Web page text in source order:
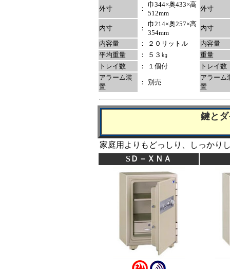
外寸 ：
巾344×奥433×高
512mm
外寸
内寸 ：
巾214×奥257×高
354mm
内寸
内容量
： ２０リットル
内容量
平均重量
： ５３㎏
重量
トレイ数
： １個付
トレイ数
アラーム装
置
： 別売
アラーム
置
鍵と
家庭用よりもどっしり、しっかり
SＤ－ＸＮＡ